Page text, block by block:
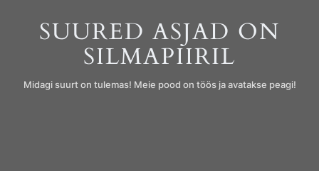
SUURED ASJAD ON
SILMAPIIRIL
Midagi suurt on tulemas! Meie pood on töös ja avatakse peagi!